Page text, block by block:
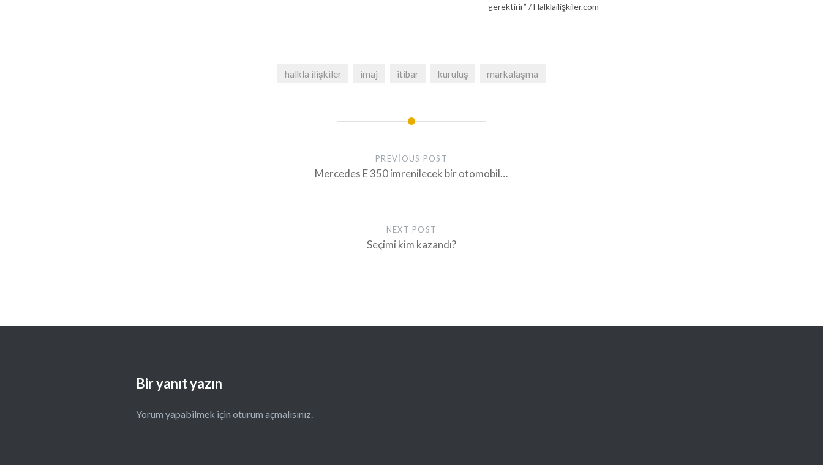
gerektirir” / Halklailişkiler.com
halkla ilişkiler imaj itibar kuruluş markalaşma
PREVIOUS POST
Mercedes E 350 imrenilecek bir otomobil…
NEXT POST
Seçimi kim kazandı?
Bir yanıt yazın
Yorum yapabilmek için oturum açmalısınız.